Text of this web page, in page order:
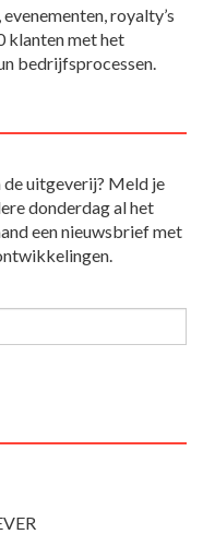
royalty’s
klanten met het
bedrijfsprocessen.
de uitgeverij? Meld je
donderdag al het
een nieuwsbrief met